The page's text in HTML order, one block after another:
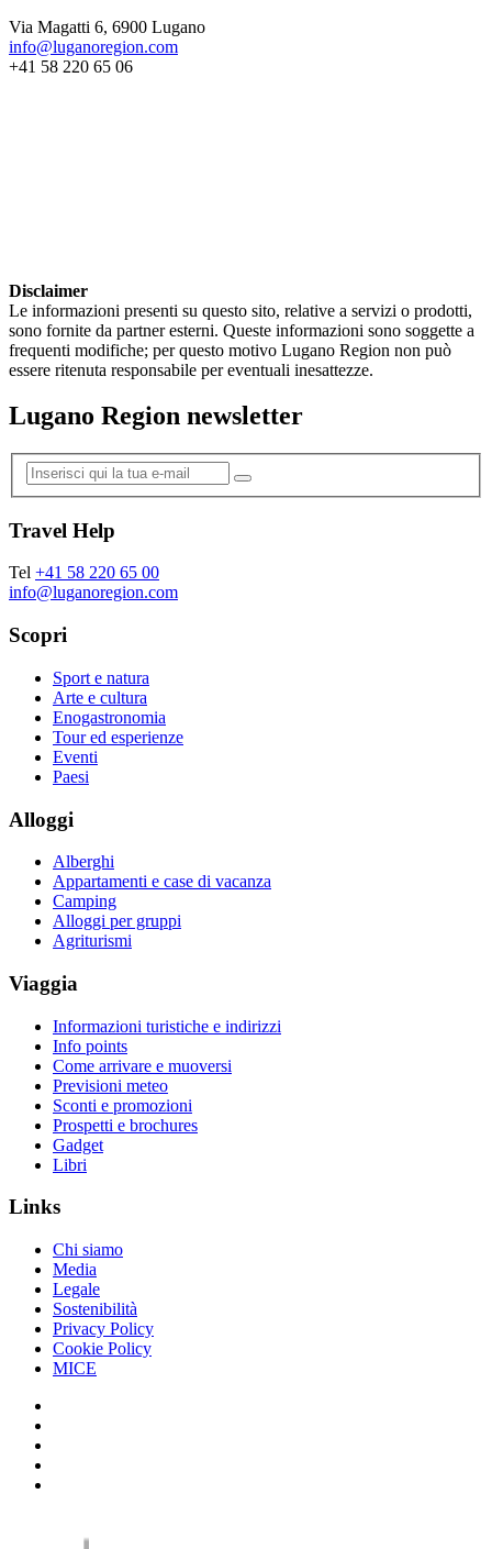
Via Magatti 6, 6900 Lugano
info@luganoregion.com
+41 58 220 65 06
Disclaimer
Le informazioni presenti su questo sito, relative a servizi o prodotti,
sono fornite da partner esterni. Queste informazioni sono soggette a
frequenti modifiche; per questo motivo Lugano Region non può
essere ritenuta responsabile per eventuali inesattezze.
Lugano Region newsletter
Travel Help
Tel +41 58 220 65 00
info@luganoregion.com
Scopri
Sport e natura
Arte e cultura
Enogastronomia
Tour ed esperienze
Eventi
Paesi
Alloggi
Alberghi
Appartamenti e case di vacanza
Camping
Alloggi per gruppi
Agriturismi
Viaggia
Informazioni turistiche e indirizzi
Info points
Come arrivare e muoversi
Previsioni meteo
Sconti e promozioni
Prospetti e brochures
Gadget
Libri
Links
Chi siamo
Media
Legale
Sostenibilità
Privacy Policy
Cookie Policy
MICE